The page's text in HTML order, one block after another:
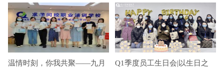
温情时刻，你我共聚——九月
Q1季度员工生日会|以生日之